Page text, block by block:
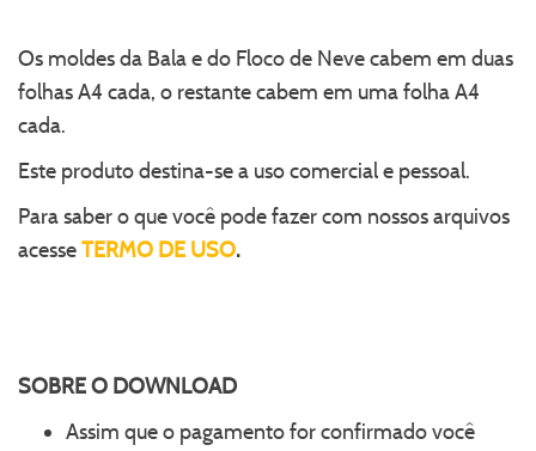
Os moldes da Bala e do Floco de Neve cabem em duas
folhas A4 cada, o restante cabem em uma folha A4
cada.
Este produto destina-se a uso comercial e pessoal.
Para saber o que você pode fazer com nossos arquivos
acesseTERMO DE USO.
SOBRE O DOWNLOAD
Assim que o pagamento for confirmado você